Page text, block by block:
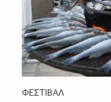
ΦΕΣΤΙΒΑΛ